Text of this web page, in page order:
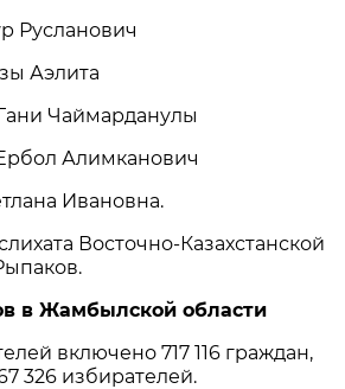
Русланович
Аэлита
Чаймарданулы
Алимканович
Ивановна.
Восточно-Казахстанской
в Жамбылской области
включено 717 116 граждан,
326 избирателей.